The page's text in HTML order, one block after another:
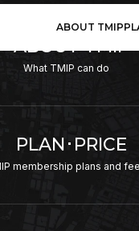
ABOUT TMIP
ABOUT TMIP
What TMIP can do
PLAN･PRICE
membership plans and